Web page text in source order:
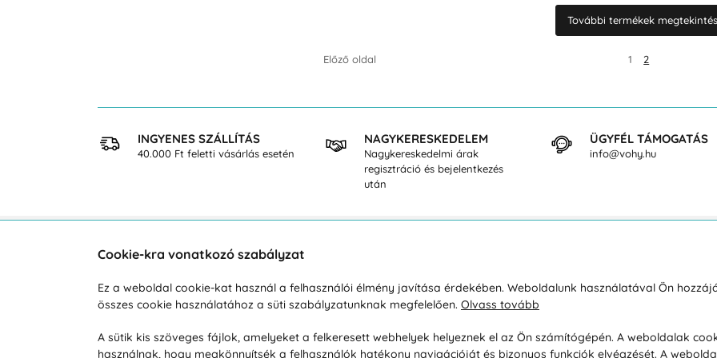
További termékek
Előző oldal 1 2
INGYENES SZÁLLÍTÁS
40.000 Ft feletti vásárlás esetén
NAGYKERESKEDELEM
Nagykereskedelmi árak
regisztráció és bejelentkezés
után
ÜGYFÉL TÁMOGATÁS
info@vohy.hu
Hétköznap 8:00-tól 16:00-ig
info@vohy.hu
Reklamáció / Áru visszaküldése
Szállítás és fizetés
Üzleti feltételek
Társaságról
Magánélet
Cookie-kra vonatkozó szabályzat
Ez a weboldal cookie-kat használ a felhasználói élmény javítása érdekében. Weboldalunk használatával Ön
összes cookie használatához a süti szabályzatunknak megfelelően. Olvass tovább
A sütik kis szöveges fájlok, amelyeket a felkeresett webhelyek helyeznek el az Ön számítógépén. A weboldalak
használnak, hogy megkönnyítsék a felhasználók hatékony navigációját és bizonyos funkciók elvégzését. A